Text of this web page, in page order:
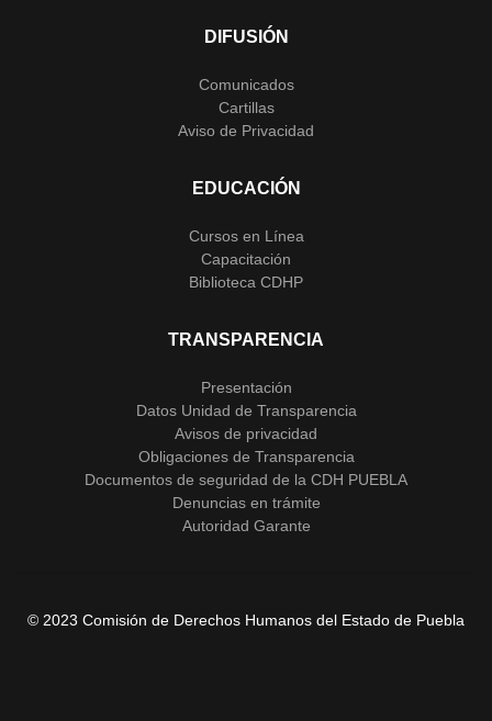
DIFUSIÓN
Comunicados
Cartillas
Aviso de Privacidad
EDUCACIÓN
Cursos en Línea
Capacitación
Biblioteca CDHP
TRANSPARENCIA
Presentación
Datos Unidad de Transparencia
Avisos de privacidad
Obligaciones de Transparencia
Documentos de seguridad de la CDH PUEBLA
Denuncias en trámite
Autoridad Garante
© 2023 Comisión de Derechos Humanos del Estado de Puebla